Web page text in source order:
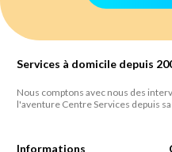
Services à domicile depuis
Nous comptons avec nous des
l'aventure Centre Services depuis sa
Informations